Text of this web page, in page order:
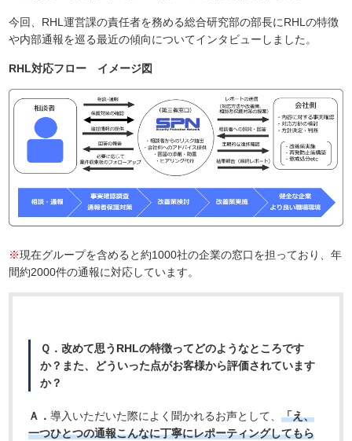
今回、RHL運営課の責任者を務める総合研究部の部長にRHLの特徴
や内部通報を巡る最近の傾向についてインタビューしました。
RHL対応フロー イメージ図
※現在グループを含めると約1000社の企業の窓口を担っており、年
間約2000件の通報に対応しています。
Ｑ．改めて思うRHLの特徴ってどのようなところです
か？また、どういった点がお客様から評価されています
か？
Ａ．導入いただいた際によく聞かれるお声として、「え、
一つひとつの通報こんなに丁寧にレポーティングしてもら